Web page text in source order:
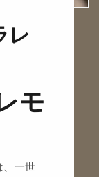
レ
モ
一世